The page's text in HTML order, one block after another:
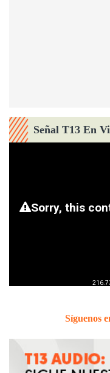
Señal T13 En
Síguenos